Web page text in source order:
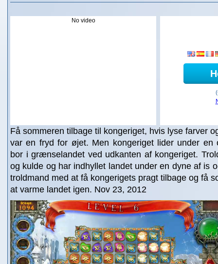
No video
Få sommeren tilbage til kongeriget, hvis lyse farver
var en fryd for øjet. Men kongeriget lider under en
bor i grænselandet ved udkanten af kongeriget.
og kulde og har indhyllet landet under en dyne af is
troldmand med at få kongerigets pragt tilbage og få
at varme landet igen. Nov 23, 2012